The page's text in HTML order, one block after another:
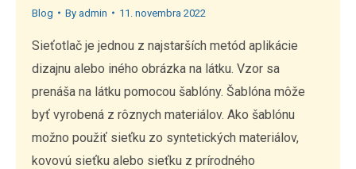
Blog By admin 11. novembra 2022
Sieťotlač je jednou z najstarších metód aplikácie
dizajnu alebo iného obrázka na látku. Vzor sa
prenáša na látku pomocou šablóny. Šablóna môže
byť vyrobená z rôznych materiálov. Ako šablónu
možno použiť sieťku zo syntetických materiálov,
kovovú sieťku alebo sieťku z prírodného